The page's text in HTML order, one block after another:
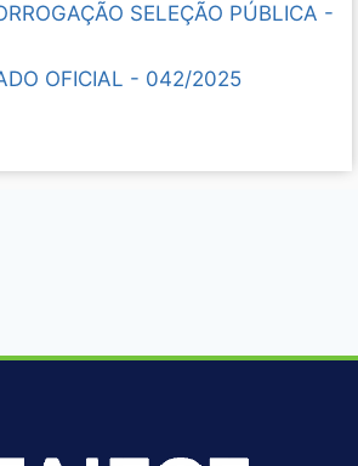
SELEÇÃO PÚBLICA -
OFICIAL - 042/2025